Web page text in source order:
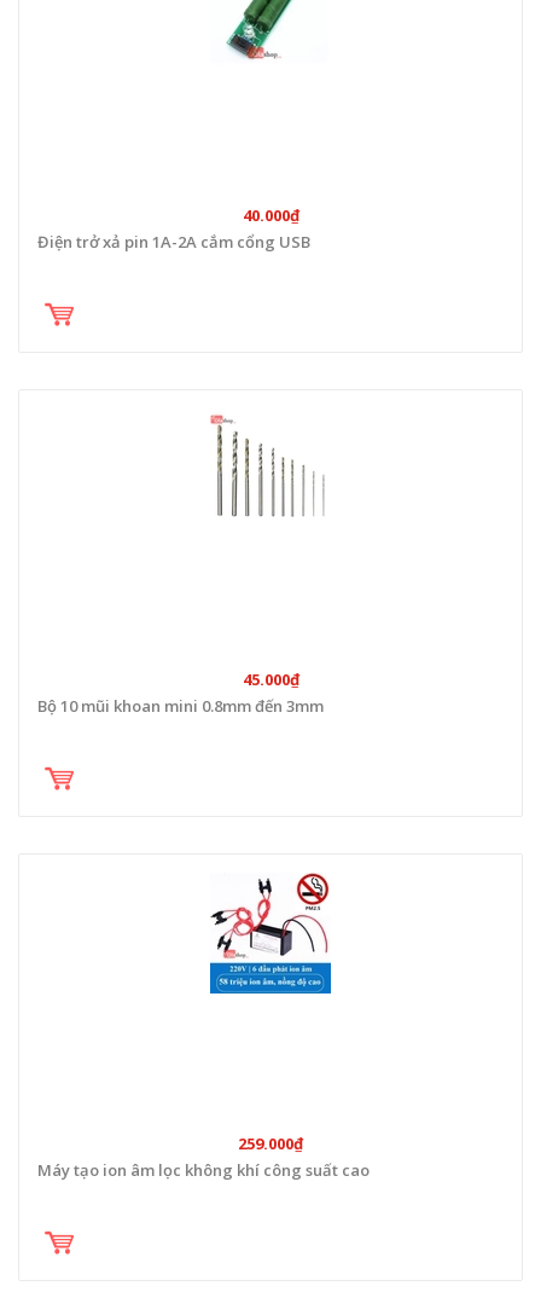
40.000₫
Điện trở xả pin 1A-2A cắm cổng USB
45.000₫
Bộ 10 mũi khoan mini 0.8mm đến 3mm
259.000₫
Máy tạo ion âm lọc không khí công suất cao